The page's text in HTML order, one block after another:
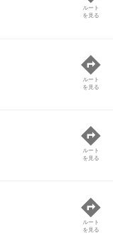
ルート
を見る
ルート
を見る
ルート
を見る
ルート
を見る